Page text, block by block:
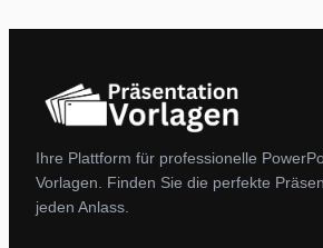
Ihre Plattform für professionelle
Vorlagen. Finden Sie die perfekte
jeden Anlass.